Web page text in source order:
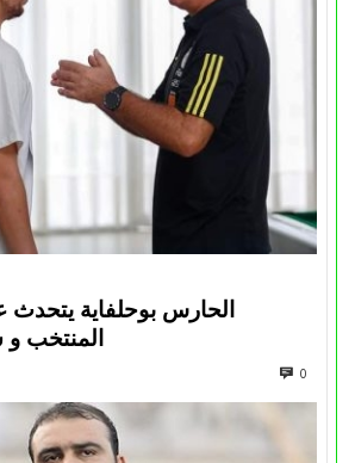
الحارس بوحلفاية
المنتخب
0